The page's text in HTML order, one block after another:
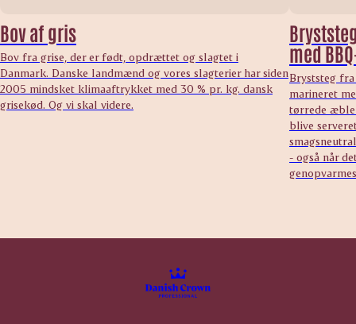
Bov af gris
Bov fra grise, der er født, opdrættet og slagtet i
Danmark. Danske landmænd og vores slagterier har siden
2005 mindsket klimaaftrykket med 30 % pr. kg. dansk
grisekød. Og vi skal videre.
med
Bryststeg
marineret
tørrede
blive
- også når